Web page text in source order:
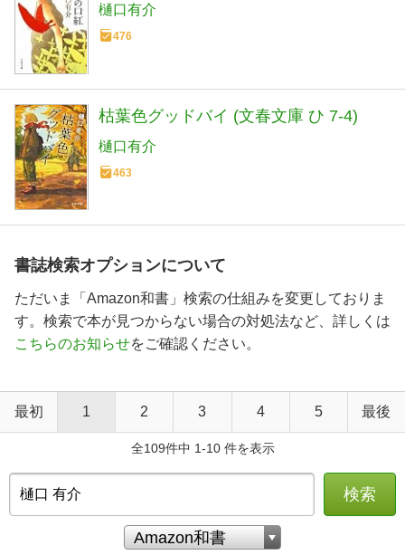
樋口有介
476
枯葉色グッドバイ (文春文庫 ひ 7-4)
樋口有介
463
書誌検索オプションについて
ただいま「Amazon和書」検索の仕組みを変更しておりま
す。検索で本が見つからない場合の対処法など、詳しくは
こちらのお知らせをご確認ください。
最初 1 2 3 4 5 最後
全109件中 1-10 件を表示
検索